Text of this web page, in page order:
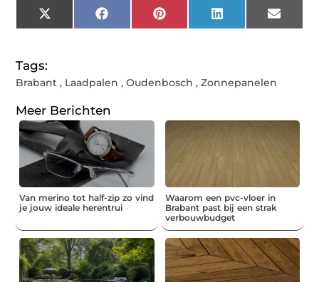
X
(Twitter)
FacebookPinterestLinkedInEmail
Tags:
Brabant , Laadpalen ,Oudenbosch ,Zonnepanelen
Meer Berichten
Van merino tot half-zip zo vind
je jouw ideale herentrui
Waarom een pvc-vloer in
Brabant past bij een strak
verbouwbudget